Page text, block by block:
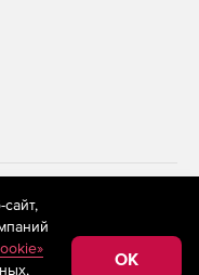
применяются
технологии
сбора,
к
OK